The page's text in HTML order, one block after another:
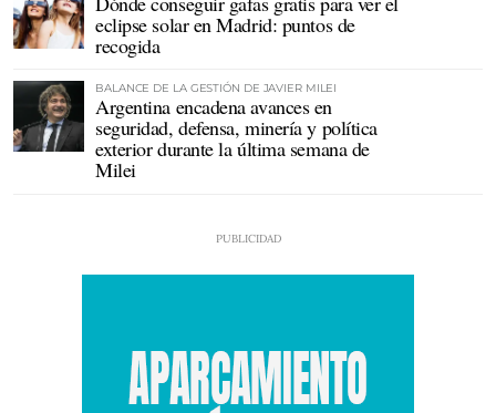
eclipse solar en Madrid: puntos de
recogida
BALANCE DE LA GESTIÓN DE JAVIER MILEI
Argentina encadena avances en
seguridad, defensa, minería y política
exterior durante la última semana de
Milei